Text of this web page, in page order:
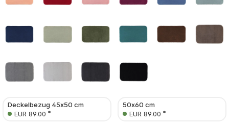
Deckelbezug 45x50 cm
EUR 89.00 *
50x60 cm
EUR 89.00 *